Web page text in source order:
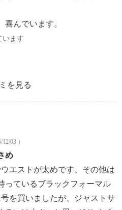
んでいます。
います
を見る
03 ）
め
エストが太めです、その他は
っているブラックフォーマル
を買いましたが、ジャストサ